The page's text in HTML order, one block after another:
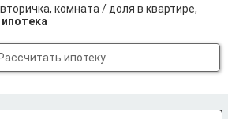
комната / доля в квартире,
Рассчитать ипотеку